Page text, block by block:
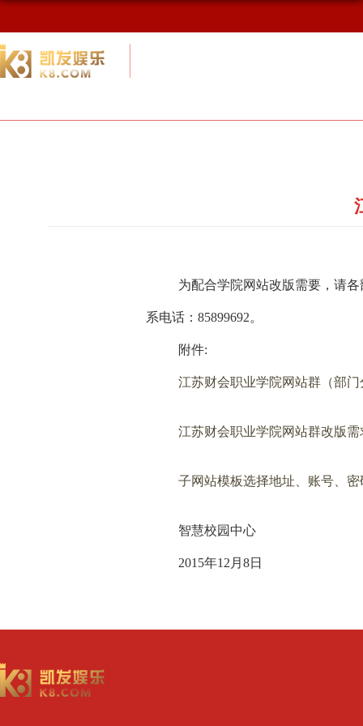
为配合学院网站改版需要，请
系电话：85899692。
附件:
江苏财会职业学院网站群（部门
江苏财会职业学院网站群改版需
子网站模板选择地址、账号、密
智慧校园中心
2015年12月8日